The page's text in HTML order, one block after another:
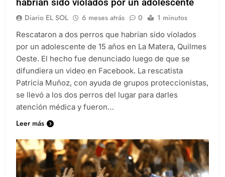
Diario EL SOL 6 meses atrás 0 1 minutos
Rescataron a dos perros que habrían sido violados
por un adolescente de 15 años en La Matera, Quilmes
Oeste. El hecho fue denunciado luego de que se
difundiera un video en Facebook. La rescatista
Patricia Muñoz, con ayuda de grupos proteccionistas,
se llevó a los dos perros del lugar para darles
atención médica y fueron…
Leer más